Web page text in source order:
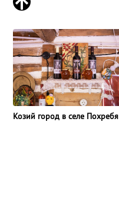
Козий город в селе Похребя